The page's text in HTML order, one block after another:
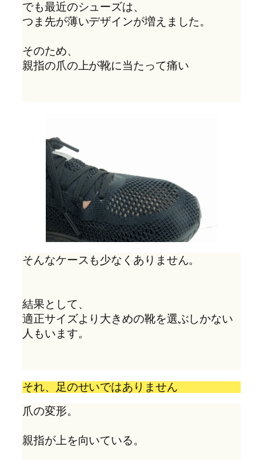
でも最近のシューズは、
つま先が薄いデザインが増えました。
そのため、
親指の爪の上が靴に当たって痛い
そんなケースも少なくありません。
結果として、
適正サイズより大きめの靴を選ぶしかない
人もいます。
それ、足のせいではありません
爪の変形。
親指が上を向いている。